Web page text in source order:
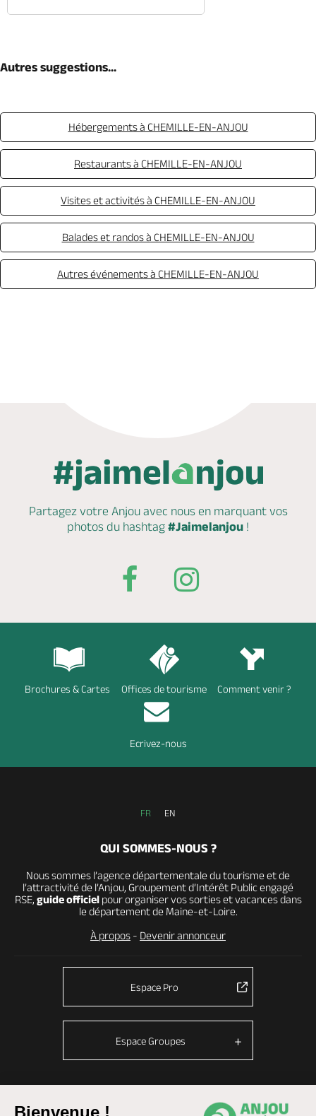
Bienvenue !
Autres suggestions...
Hébergements à CHEMILLE-EN-ANJOU
Restaurants à CHEMILLE-EN-ANJOU
Visites et activités à CHEMILLE-EN-ANJOU
Balades et randos à CHEMILLE-EN-ANJOU
Autres événements à CHEMILLE-EN-ANJOU
Partagez votre Anjou avec nous en marquantvos
photos du hashtag #Jaimelanjou !
Brochures & Cartes Offices de tourisme Comment venir ?
Ecrivez-nous
FR EN
QUI SOMMES-NOUS ?
Nous sommes l’agence départementale du tourisme et de
l’attractivité de l’Anjou, Groupement d’Intérêt Public engagé
RSE, guide officielpour organiser vos sorties et vacances dans
le département de Maine-et-Loire.
À propos - Devenir annonceur
Espace Pro
Espace Groupes
© Anjou tourisme 2026 - Fonctionnement du site